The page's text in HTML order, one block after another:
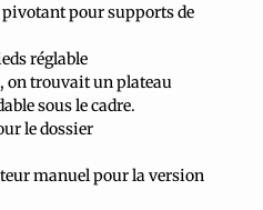
pivotant pour supports de
réglable
on trouvait un plateau
sous le cadre.
le dossier
manuel pour la version